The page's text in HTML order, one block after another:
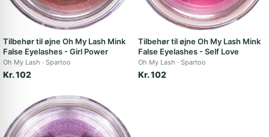
Tilbehør til øjne Oh My Lash Mink
False Eyelashes - Girl Power
Oh My Lash Spartoo
Kr. 102
Tilbehør til øjne Oh My Lash Mink
False Eyelashes - Self Love
Oh My Lash Spartoo
Kr. 102